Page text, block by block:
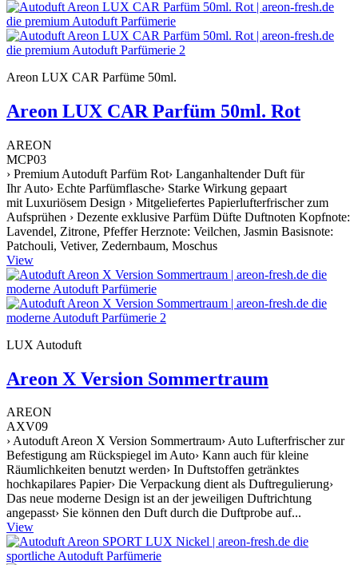
Areon LUX CAR Parfüme 50ml.
Areon LUX CAR Parfüm 50ml. Rot
AREON
MCP03
› Premium Autoduft Parfüm Rot› Langanhaltender Duft für
Ihr Auto› Echte Parfümflasche› Starke Wirkung gepaart
mit Luxuriösem Design › Mitgeliefertes Papierlufterfrischer zum
Aufsprühen › Dezente exklusive Parfüm Düfte Duftnoten Kopfnote:
Lavendel, Zitrone, Pfeffer Herznote: Veilchen, Jasmin Basisnote:
Patchouli, Vetiver, Zedernbaum, Moschus
View
LUX Autoduft
Areon X Version Sommertraum
AREON
AXV09
› Autoduft Areon X Version Sommertraum› Auto Lufterfrischer zur
Befestigung am Rückspiegel im Auto› Kann auch für kleine
Räumlichkeiten benutzt werden› In Duftstoffen getränktes
hochkapilares Papier› Die Verpackung dient als Duftregulierung›
Das neue moderne Design ist an der jeweiligen Duftrichtung
angepasst› Sie können den Duft durch die Duftprobe auf...
View